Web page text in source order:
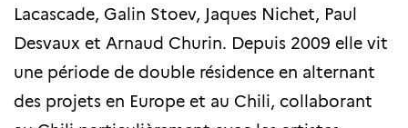
Lacascade, Galin Stoev, Jaques Nichet, Paul
Desvaux et Arnaud Churin. Depuis 2009 elle vit
une période de double résidence en alternant
des projets en Europe et au Chili, collaborant